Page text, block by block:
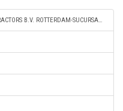
1. VAN OORD DREDGING AND MARINE CONTRACTORS B.V. ROTTERDAM-SUCURSALA CONSTANTA